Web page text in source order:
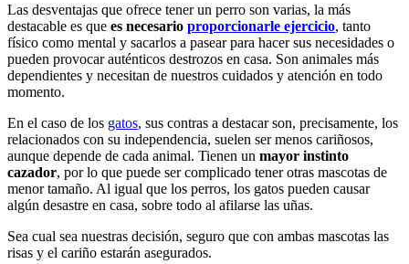
Las desventajas que ofrece tener un perro son varias, la más
destacable es que es necesario proporcionarle ejercicio, tanto
físico como mental y sacarlos a pasear para hacer sus necesidades o
pueden provocar auténticos destrozos en casa. Son animales más
dependientes y necesitan de nuestros cuidados y atención en todo
momento.
En el caso de los gatos, sus contras a destacar son, precisamente, los
relacionados con su independencia, suelen ser menos cariñosos,
aunque depende de cada animal. Tienen un mayor instinto
cazador, por lo que puede ser complicado tener otras mascotas de
menor tamaño. Al igual que los perros, los gatos pueden causar
algún desastre en casa, sobre todo al afilarse las uñas.
Sea cual sea nuestras decisión, seguro que con ambas mascotas las
risas y el cariño estarán asegurados.